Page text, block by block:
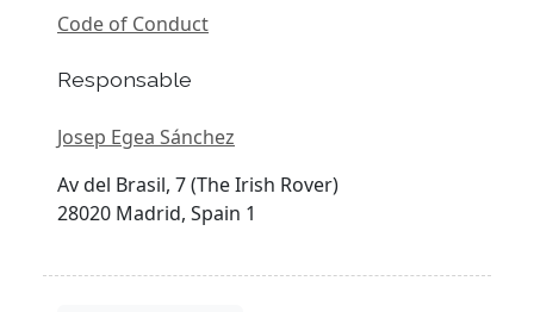
Code of Conduct
Responsable
Josep Egea Sánchez
Av del Brasil, 7 (The Irish Rover)
28020 Madrid, Spain 1